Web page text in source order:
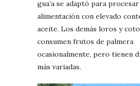
gua’a se adaptó para
alimentación con elevado
aceite. Los demás loros y
consumen frutos de palmera
ocasionalmente, pero tienen
más variadas.